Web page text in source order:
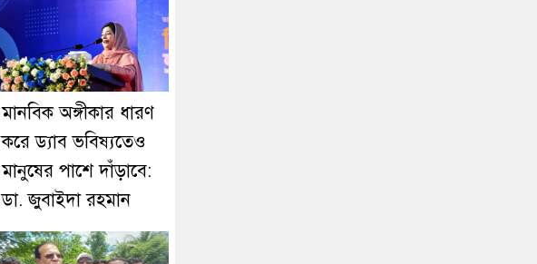
মানবিক অঙ্গীকার ধারণ
করে ড্যাব ভবিষ্যতেও
মানুষের পাশে দাঁড়াবে:
ডা. জুবাইদা রহমান